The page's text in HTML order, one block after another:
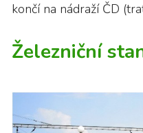
končí na nádraží ČD
Železniční